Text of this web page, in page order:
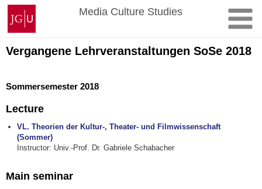
Skip
content
Johannes
Gutenberg
University
Mainz
Media Culture Studies
Vergangene Lehrveranstaltungen SoSe 2018
Sommersemester 2018
Lecture
VL. Theorien der Kultur-, Theater- und Filmwissenschaft
(Sommer)
Instructor: Univ.-Prof. Dr. Gabriele Schabacher
Main seminar